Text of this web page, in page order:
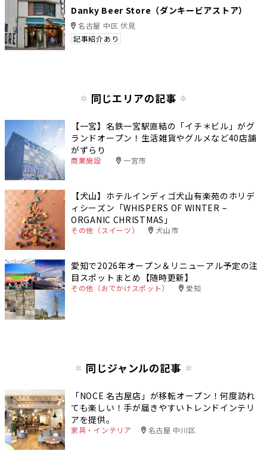
Danky Beer Store（ダンキービアストア）
名古屋 中区 伏見
記事紹介あり
同じエリアの記事
【一宮】名鉄一宮駅直結の「イチ＊ビル」がグ
ランドオープン！生活雑貨やグルメなど40店舗
がずらり
商業施設 一宮市
【犬山】ホテルインディゴ犬山有楽苑のホリデ
ィシーズン「WHISPERS OF WINTER –
ORGANIC CHRISTMAS」
その他（スイーツ） 犬山市
愛知で2026年オープン＆リニューアル予定の注
目スポットまとめ【随時更新】
その他（おでかけスポット） 愛知
同じジャンルの記事
「NOCE 名古屋店」が移転オープン！何度訪れ
ても楽しい！手が届きやすいトレンドインテリ
アを提供。
家具・インテリア 名古屋 中川区